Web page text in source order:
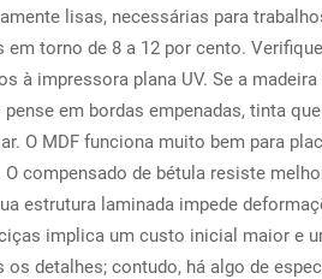
lisas, necessárias para
em torno de 8 a 12 por cento.
à impressora plana UV. Se a
em bordas empenadas, tinta
O MDF funciona muito bem para
compensado de bétula resiste
estrutura laminada impede
implica um custo inicial maior e
detalhes; contudo, há algo de